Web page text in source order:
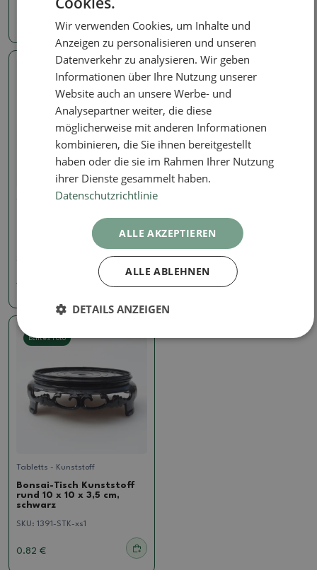
2.06 €
Echtes Foto
Kunststoff-Bonsai-Tisch
rund 14,5 x 14,5 x 4 cm,
1.65 €
Echtes Foto
Kunststoff-Bonsai-Tisch
rund 11 x 11 x 3,5 cm, Farbe
SKU:1391-STK-s2
1.24 €
Echtes Foto
Tabletts - Kunststoff
Bonsai-Tisch Kunststoff
rund 10 x 10 x 3,5 cm,
schwarz
SKU: 1391-STK-xs1
0.82 €
Wir verwenden Cookies, um Inhalte und
Anzeigen zu personalisieren und unseren
Datenverkehr zu analysieren. Wir geben
Informationen über Ihre Nutzung unserer
Website auch an unsere Werbe- und
Analysepartner weiter, die diese
möglicherweise mit anderen Informationen
kombinieren, die Sie ihnen bereitgestellt
haben oder die sie im Rahmen Ihrer Nutzung
ihrer Dienste gesammelt haben.
Datenschutzrichtlinie
ALLE AKZEPTIEREN
ALLE ABLEHNEN
DETAILS ANZEIGEN